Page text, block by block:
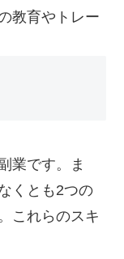
教育やトレー
業です。ま
くとも2つの
これらのスキ